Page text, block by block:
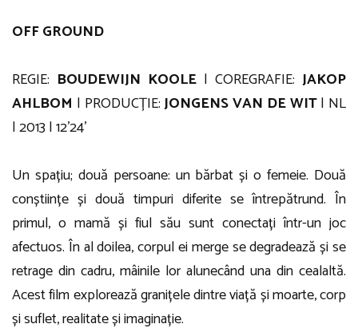
OFF GROUND
REGIE: BOUDEWIJN KOOLE | COREGRAFIE: JAKOP
AHLBOM | PRODUCȚIE:JONGENS VAN DE WIT| NL
| 2013 | 12’24’
Un spațiu; două persoane: un bărbat și o femeie. Două
conștiințe și două timpuri diferite se întrepătrund. În
primul, o mamă și fiul său sunt conectați într-un joc
afectuos. În al doilea, corpul ei merge se degradează și se
retrage din cadru, mâinile lor alunecând una din cealaltă.
Acest film explorează granițele dintre viață și moarte, corp
și suflet, realitate și imaginație.